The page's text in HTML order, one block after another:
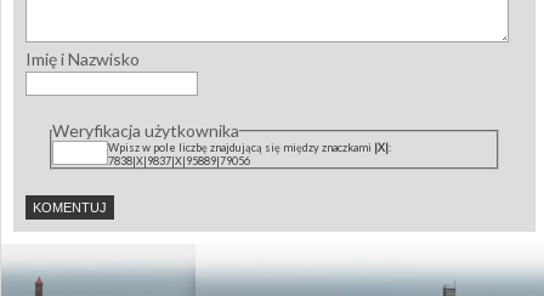
Imię i Nazwisko
Weryfikacja użytkownika
Wpisz w pole liczbę znajdującą się między znaczkami |X| :
7838|X|9837|X|95889|79056